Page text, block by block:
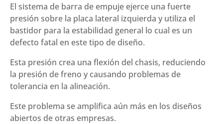
El sistema de barra de empuje ejerce una fuerte
presión sobre la placa lateral izquierda y utiliza el
bastidor para la estabilidad general lo cual es un
defecto fatal en este tipo de diseño.
Esta presión crea una flexión del chasis, reduciendo
la presión de freno y causando problemas de
tolerancia en la alineación.
Este problema se amplifica aún más en los diseños
abiertos de otras empresas.